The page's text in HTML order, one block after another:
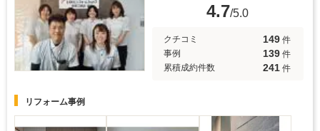
4.7/5.0
クチコミ 149 件
事例
139 件
累積成約件数
241 件
リフォーム事例